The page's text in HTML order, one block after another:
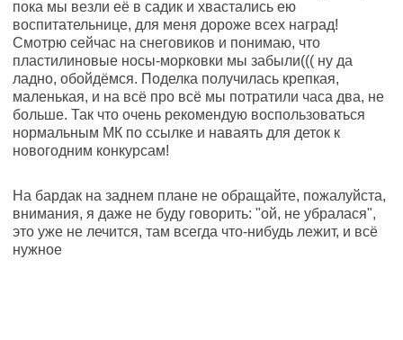
пока мы везли её в садик и хвастались ею
воспитательнице, для меня дороже всех наград!
Смотрю сейчас на снеговиков и понимаю, что
пластилиновые носы-морковки мы забыли((( ну да
ладно, обойдёмся. Поделка получилась крепкая,
маленькая, и на всё про всё мы потратили часа два, не
больше. Так что очень рекомендую воспользоваться
нормальным МК по ссылке и наваять для деток к
новогодним конкурсам!
На бардак на заднем плане не обращайте, пожалуйста,
внимания, я даже не буду говорить: "ой, не убралася",
это уже не лечится, там всегда что-нибудь лежит, и всё
нужное